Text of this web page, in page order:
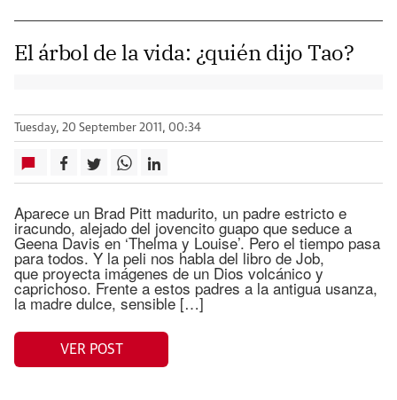
El árbol de la vida: ¿quién dijo Tao?
Tuesday, 20 September 2011, 00:34
Aparece un Brad Pitt madurito, un padre estricto e
iracundo, alejado del jovencito guapo que seduce a
Geena Davis en ‘Thelma y Louise’. Pero el tiempo pasa
para todos. Y la peli nos habla del libro de Job,
que proyecta imágenes de un Dios volcánico y
caprichoso. Frente a estos padres a la antigua usanza,
la madre dulce, sensible […]
VER POST